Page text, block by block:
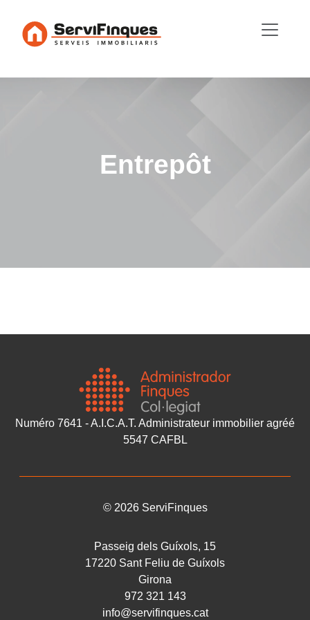
Entrepôt
Numéro 7641 - A.I.C.A.T. Administrateur immobilier agréé
5547 CAFBL
© 2026 ServiFinques
Passeig dels Guíxols, 15
17220 Sant Feliu de Guíxols
Girona
972 321 143
info@servifinques.cat